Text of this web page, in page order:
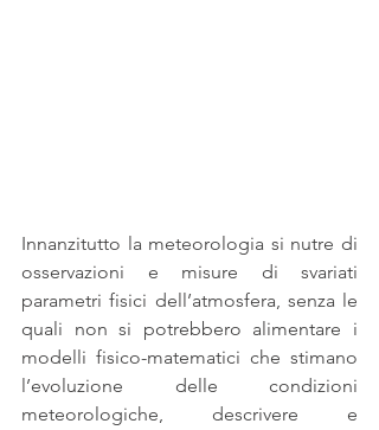
Innanzitutto la meteorologia si nutre di
osservazioni e misure di svariati
parametri fisici dell’atmosfera, senza le
quali non si potrebbero alimentare i
modelli fisico-matematici che stimano
l’evoluzione delle condizioni
meteorologiche, descrivere e